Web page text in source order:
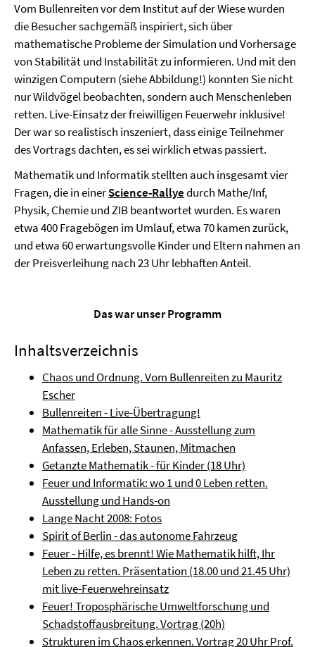
Vom Bullenreiten vor dem Institut auf der Wiese wurden
die Besucher sachgemäß inspiriert, sich über
mathematische Probleme der Simulation und Vorhersage
von Stabilität und Instabilität zu informieren. Und mit den
winzigen Computern (siehe Abbildung!) konnten Sie nicht
nur Wildvögel beobachten, sondern auch Menschenleben
retten. Live-Einsatz der freiwilligen Feuerwehr inklusive!
Der war so realistisch inszeniert, dass einige Teilnehmer
des Vortrags dachten, es sei wirklich etwas passiert.
Mathematik und Informatik stellten auch insgesamt vier
Fragen, die in einerScience-Rallyedurch Mathe/Inf,
Physik, Chemie und ZIB beantwortet wurden. Es waren
etwa 400 Fragebögen im Umlauf, etwa 70 kamen zurück,
und etwa 60 erwartungsvolle Kinder und Eltern nahmen an
der Preisverleihung nach 23 Uhr lebhaften Anteil.
Das war unser Programm
Inhaltsverzeichnis
Chaos und Ordnung. Vom Bullenreiten zu Mauritz
Escher
Bullenreiten - Live-Übertragung!
Mathematik für alle Sinne - Ausstellung zum
Anfassen, Erleben, Staunen, Mitmachen
Getanzte Mathematik - für Kinder (18 Uhr)
Feuer und Informatik: wo 1 und 0 Leben retten.
Ausstellung und Hands-on
Lange Nacht 2008: Fotos
Spirit of Berlin - das autonome Fahrzeug
Feuer - Hilfe, es brennt! Wie Mathematik hilft, Ihr
Leben zu retten. Präsentation (18.00 und 21.45 Uhr)
mit live-Feuerwehreinsatz
Feuer! Troposphärische Umweltforschung und
Schadstoffausbreitung. Vortrag (20h)
Strukturen im Chaos erkennen. Vortrag 20 Uhr Prof.